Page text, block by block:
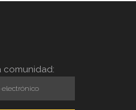
comunidad: